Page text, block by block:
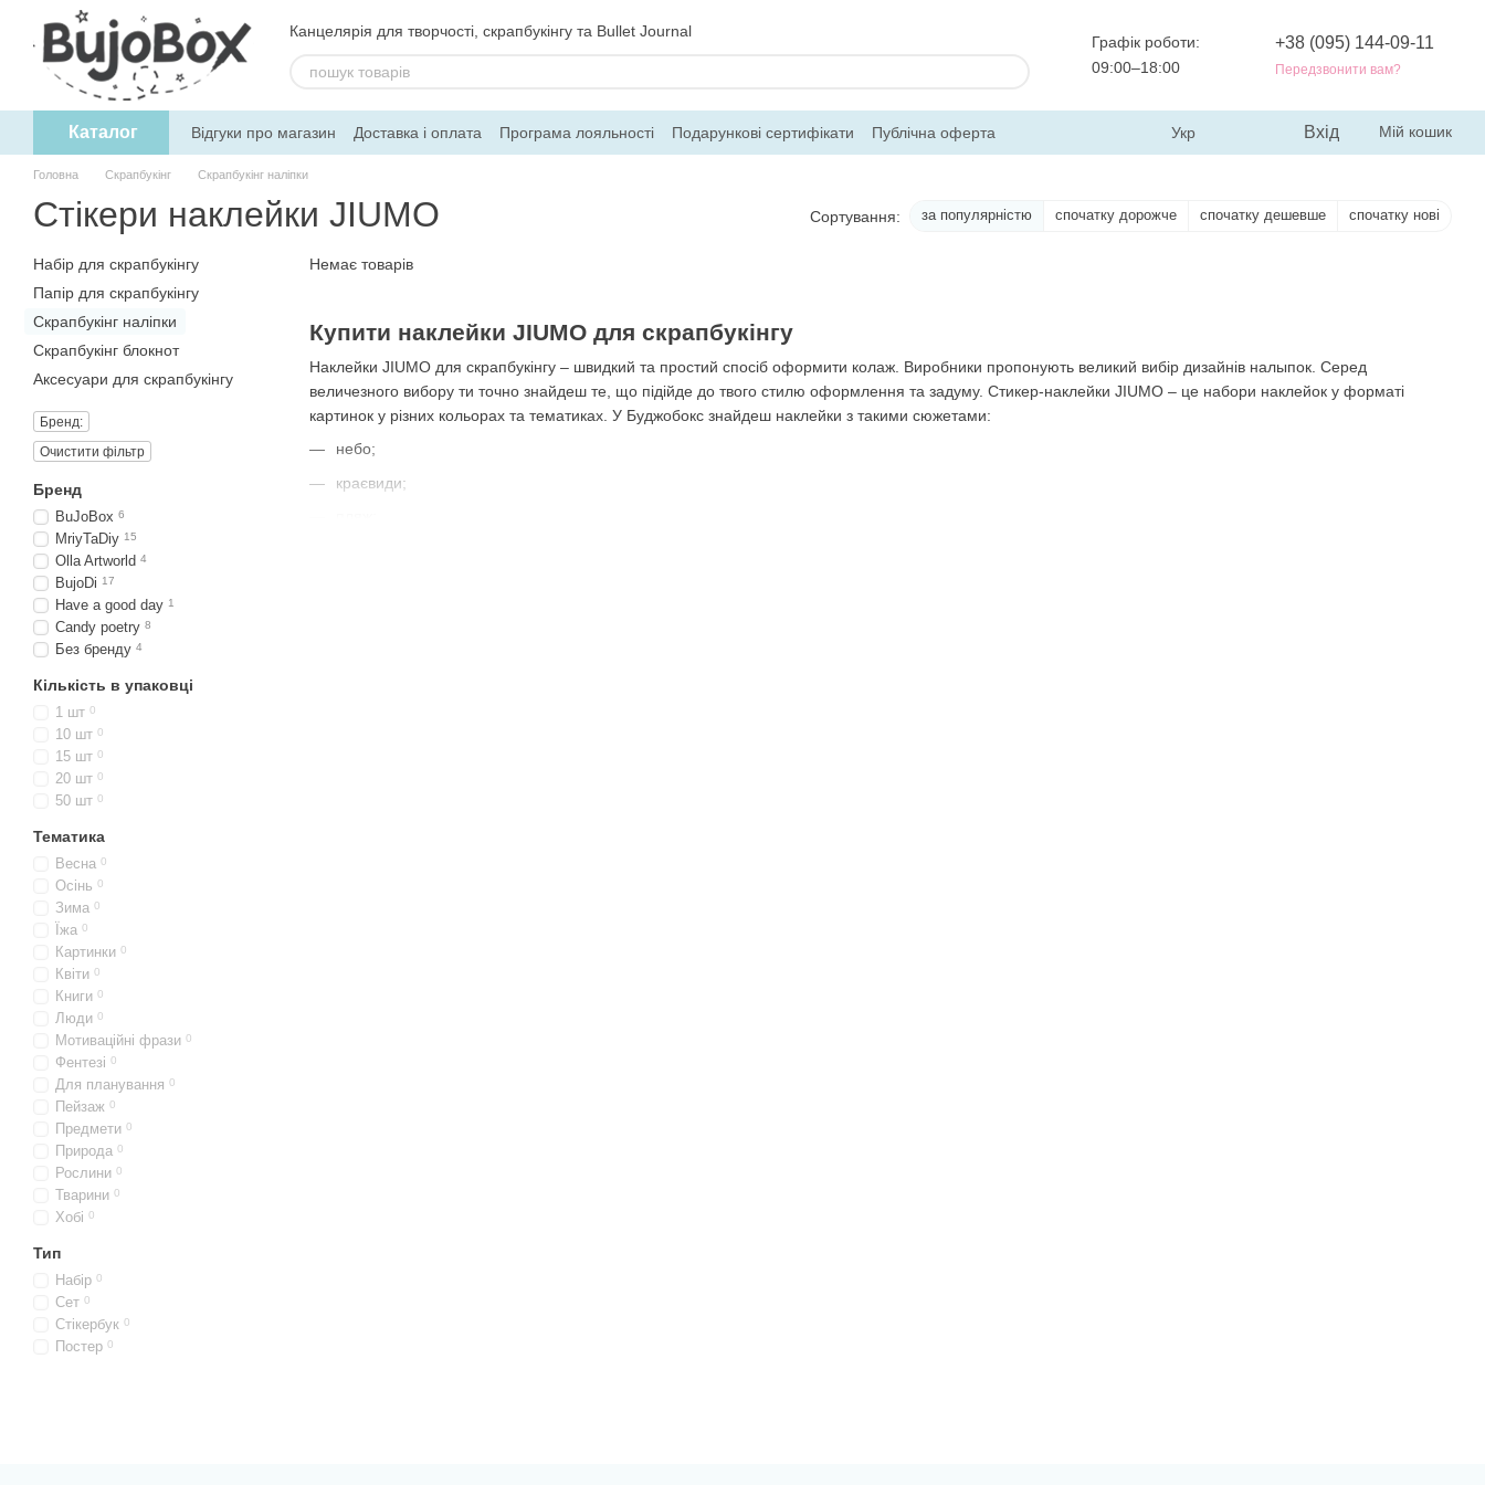
Перейти до основного контенту
Канцелярія для творчості, скрапбукінгу та Bullet Journal
Графік роботи:
09:00–18:00
+38 (095) 144-09-11
Передзвонити вам?
Каталог Відгуки про магазин Доставка і оплата Програма лояльності Подарункові сертифікати
Публічна оферта
Угода користувача
Обмін та повернення Блог Контакти Про магазин
Укр Вхід Мій кошик
Головна Скрапбукінг Скрапбукінг наліпки
Стікери наклейки JIUMO Сортування: за популярністю спочатку дорожче спочатку дешевше спочатку нові
Купити наклейки JIUMO для скрапбукінгу
Наклейки JIUMO для скрапбукінгу – швидкий та простий спосіб оформити колаж. Виробники пропонують великий вибір дизайнів налыпок. Серед
величезного вибору ти точно знайдеш те, що підійде до твого стилю оформлення та задуму. Стикер-наклейки JIUMO – це набори наклейок у форматі
картинок у різних кольорах та тематиках. У Буджобокс знайдеш наклейки з такими сюжетами:
небо;
краєвиди;
Немає товарів
Набір для скрапбукінгу
Папір для скрапбукінгу
Скрапбукінг наліпки
Скрапбукінг блокнот
Аксесуари для скрапбукінгу
Бренд:
Очистити фільтр
Бренд
BuJoBox 6
MriyTaDiy 15
Olla Artworld 4
BujoDi 17
Have a good day 1
Candy poetry 8
Без бренду 4
Кількість в упаковці
1 шт 0
10 шт 0
15 шт 0
20 шт 0
50 шт 0
Тематика
Весна 0
Осінь 0
Зима 0
Їжа 0
Картинки 0
Квіти 0
Книги 0
Люди 0
Мотиваційні фрази 0
Фентезі 0
Для планування 0
Пейзаж 0
Предмети 0
Природа 0
Рослини 0
Тварини 0
Хобі 0
Тип
Набір 0
Сет 0
Стікербук 0
Постер 0